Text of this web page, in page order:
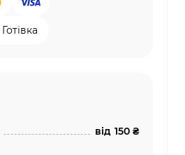
Готівка
від 150 ₴